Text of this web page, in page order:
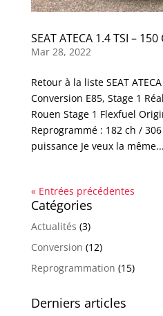
SEAT ATECA 1.4 TSI – 150
Mar 28, 2022
Retour à la liste SEAT
Conversion E85, Stage 1
Rouen Stage 1 Flexfuel
Reprogrammé : 182 ch /
puissance Je veux la même...
« Entrées précédentes
Catégories
Actualités (3)
Conversion (12)
Reprogrammation (15)
Derniers articles